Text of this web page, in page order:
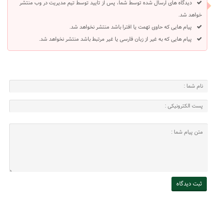
دیدگاه های ارسال شده توسط شما، پس از تایید توسط تیم مدیریت در وب منتشر
خواهد شد.
پیام هایی که حاوی تهمت یا افترا باشد منتشر نخواهد شد.
پیام هایی که به غیر از زبان فارسی یا غیر مرتبط باشد منتشر نخواهد شد.